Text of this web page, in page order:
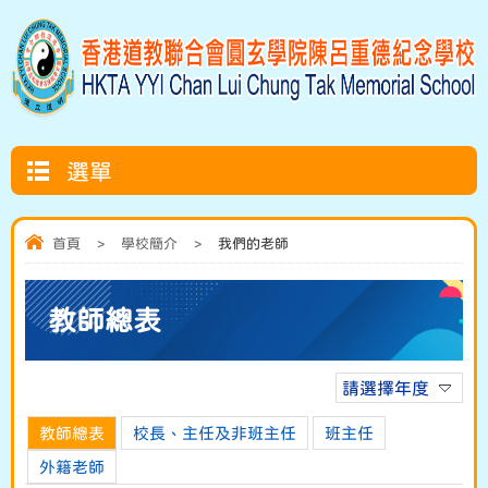
選單
首頁 > 學校簡介 > 我們的老師
教師總表
請選擇年度
教師總表 校長、主任及非班主任 班主任
外籍老師